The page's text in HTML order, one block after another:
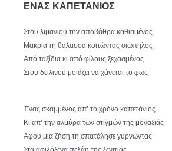
ΕΝΑΣ ΚΑΠΕΤΑΝΙΟΣ
Στου λιμανιού την αποβάθρα καθισμένος
Μακριά τη θάλασσα κοιτώντας σιωπηλός
Από ταξίδια κι από φίλους ξεχασμένος
Στου δειλινού μοιάζει να χάνεται το φως
Ένας σκαμμένος απ’ το χρόνο καπετάνιος
Κι απ’ την αλμύρα των στιγμών της μοναξιάς
Αφού μια ζήση τη σπατάλησε γυρνώντας